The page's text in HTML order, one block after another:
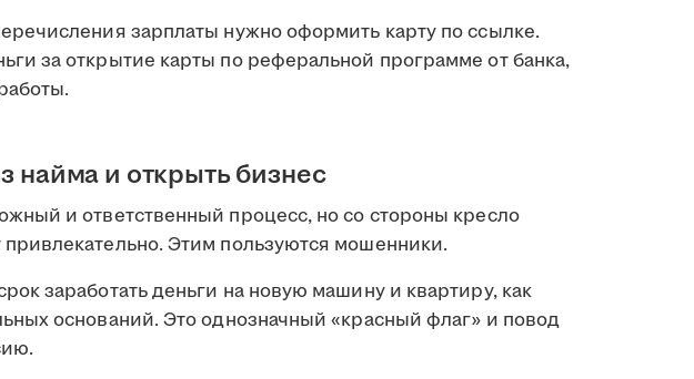
зарплаты нужно оформить карту по ссылке.
за открытие карты по реферальной программе от банка,
найма и открыть бизнес
и ответственный процесс, но со стороны кресло
Этим пользуются мошенники.
заработать деньги на новую машину и квартиру, как
оснований. Это однозначный «красный флаг» и повод